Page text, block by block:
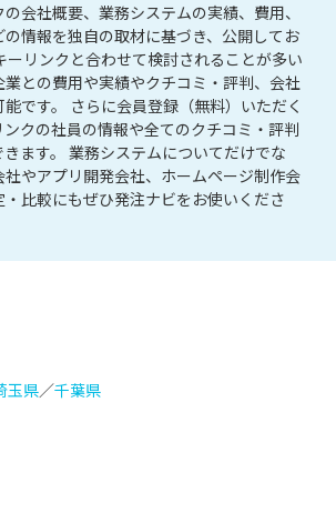
会社概要、業務システムの実績、費用、
情報を独自の取材に基づき、公開してお
ーリンクと合わせて検討されることが多い
との費用や実績やクチコミ・評判、会社
です。 さらに会員登録（無料）いただく
クの社員の情報や全てのクチコミ・評判
ます。 業務システムについてだけでな
社やアプリ開発会社、ホームページ制作会
比較にもぜひ発注ナビをお使いくださ
玉県／千葉県